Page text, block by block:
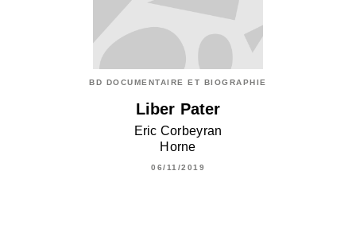
BD DOCUMENTAIRE ET BIOGRAPHIE
Liber Pater
Eric Corbeyran
Horne
06/11/2019